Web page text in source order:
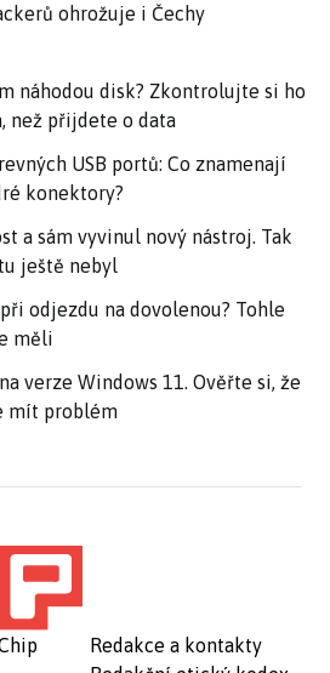
ohrožuje i Čechy
náhodou disk? Zkontrolujte si ho
než přijdete o data
USB portů: Co znamenají
konektory?
a sám vyvinul nový nástroj. Tak
ještě nebyl
odjezdu na dovolenou? Tohle
měli
verze Windows 11. Ověřte si, že
mít problém
Redakce a kontakty